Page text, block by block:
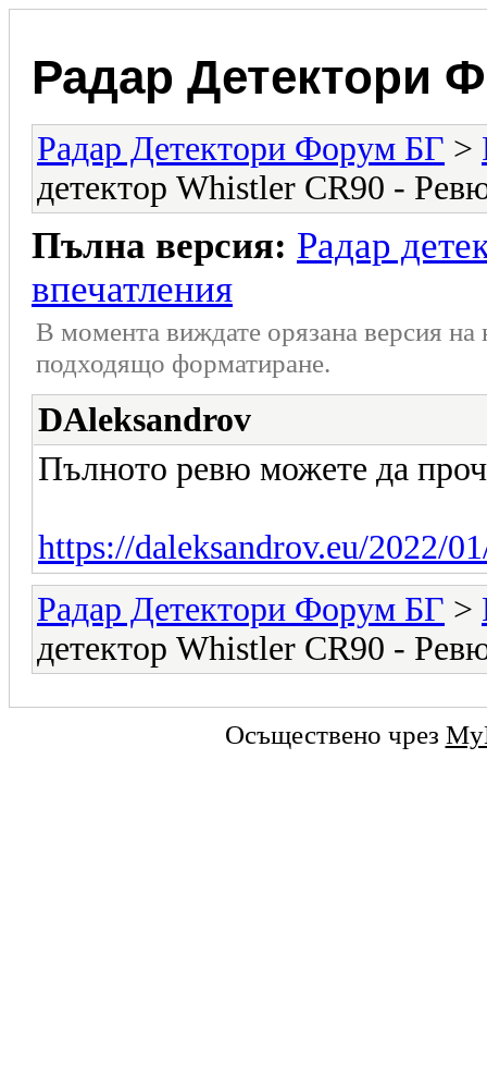
Радар Детектори
Радар Детектори Форум БГ >
детектор Whistler CR90 -
Пълна версия: Радар
впечатления
В момента виждате орязана версия
подходящо форматиране.
DAleksandrov
Пълното ревю можете да
https://daleksandrov.eu/2022/
Радар Детектори Форум БГ >
детектор Whistler CR90 -
Осъществено чрез